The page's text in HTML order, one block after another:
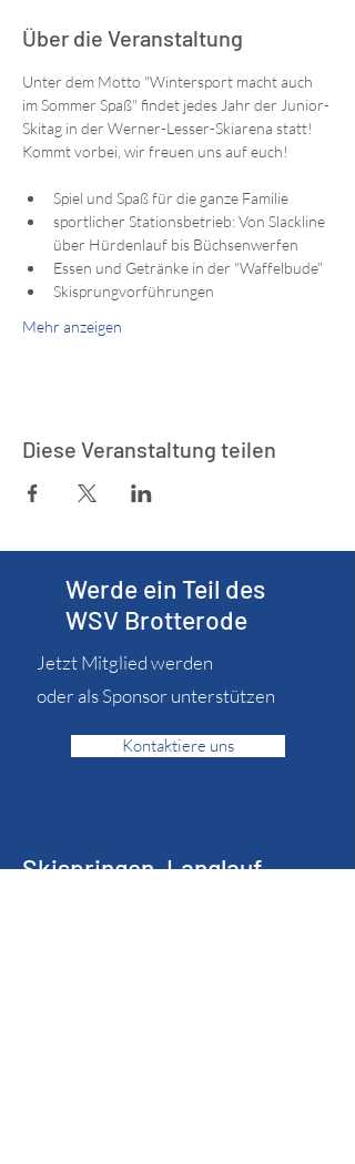
Über die Veranstaltung
Unter dem Motto "Wintersport macht auch
im Sommer Spaß" findet jedes Jahr der Junior-
Skitag in der Werner-Lesser-Skiarena statt!
Kommt vorbei, wir freuen uns auf euch!
Spiel und Spaß für die ganze Familie
sportlicher Stationsbetrieb: Von Slackline
über Hürdenlauf bis Büchsenwerfen
Essen und Getränke in der "Waffelbude"
Skisprungvorführungen
Mehr anzeigen
Diese Veranstaltung teilen
Werde ein Teil des
WSV Brotterode
Jetzt Mitglied werden
oder als Sponsor unterstützen
Kontaktiere uns
Skispringen, Langlauf,